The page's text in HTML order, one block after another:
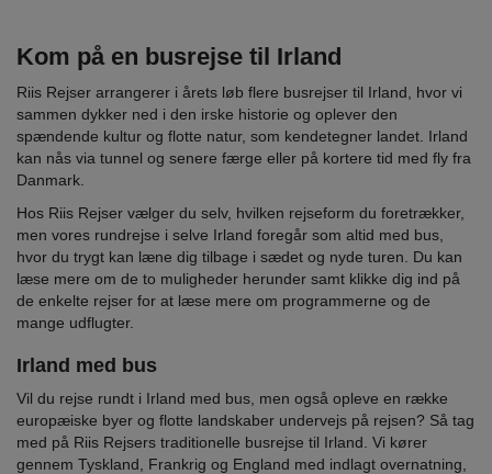
Kom på en busrejse til Irland
Riis Rejser arrangerer i årets løb flere busrejser til Irland, hvor vi
sammen dykker ned i den irske historie og oplever den
spændende kultur og flotte natur, som kendetegner landet. Irland
kan nås via tunnel og senere færge eller på kortere tid med fly fra
Danmark.
Hos Riis Rejser vælger du selv, hvilken rejseform du foretrækker,
men vores rundrejse i selve Irland foregår som altid med bus,
hvor du trygt kan læne dig tilbage i sædet og nyde turen. Du kan
læse mere om de to muligheder herunder samt klikke dig ind på
de enkelte rejser for at læse mere om programmerne og de
mange udflugter.
Irland med bus
Vil du rejse rundt i Irland med bus, men også opleve en række
europæiske byer og flotte landskaber undervejs på rejsen? Så tag
med på Riis Rejsers traditionelle busrejse til Irland. Vi kører
gennem Tyskland, Frankrig og England med indlagt overnatning,